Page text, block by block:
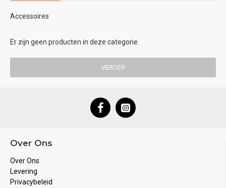
Accessoires
Er zijn geen producten in deze categorie.
VERDER
Over Ons
Over Ons
Levering
Privacybeleid